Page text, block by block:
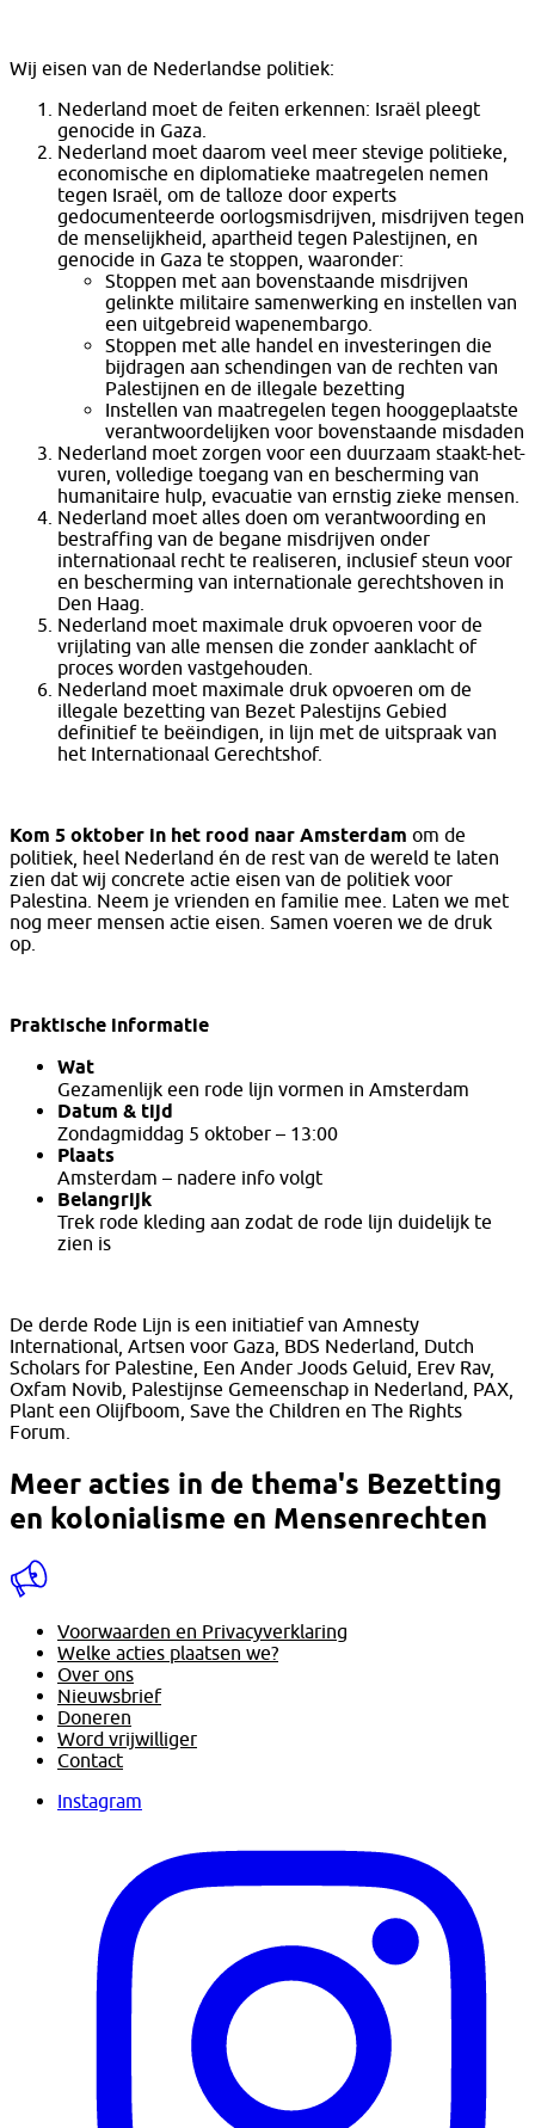
Wij eisen van de Nederlandse politiek:
Nederland moet de feiten erkennen: Israël pleegt
genocide in Gaza.
Nederland moet daarom veel meer stevige politieke,
economische en diplomatieke maatregelen nemen
tegen Israël, om de talloze door experts
gedocumenteerde oorlogsmisdrijven, misdrijven tegen
de menselijkheid, apartheid tegen Palestijnen, en
genocide in Gaza te stoppen, waaronder:
Stoppen met aan bovenstaande misdrijven
gelinkte militaire samenwerking en instellen van
een uitgebreid wapenembargo.
Stoppen met alle handel en investeringen die
bijdragen aan schendingen van de rechten van
Palestijnen en de illegale bezetting
Instellen van maatregelen tegen hooggeplaatste
verantwoordelijken voor bovenstaande misdaden
Nederland moet zorgen voor een duurzaam staakt-het-
vuren, volledige toegang van en bescherming van
humanitaire hulp, evacuatie van ernstig zieke mensen.
Nederland moet alles doen om verantwoording en
bestraffing van de begane misdrijven onder
internationaal recht te realiseren, inclusief steun voor
en bescherming van internationale gerechtshoven in
Den Haag.
Nederland moet maximale druk opvoeren voor de
vrijlating van alle mensen die zonder aanklacht of
proces worden vastgehouden.
Nederland moet maximale druk opvoeren om de
illegale bezetting van Bezet Palestijns Gebied
definitief te beëindigen, in lijn met de uitspraak van
het Internationaal Gerechtshof.
Kom 5 oktober in het rood naar Amsterdam om de
politiek, heel Nederland én de rest van de wereld te laten
zien dat wij concrete actie eisen van de politiek voor
Palestina. Neem je vrienden en familie mee. Laten we met
nog meer mensen actie eisen. Samen voeren we de druk
op.
Praktische informatie
Wat
Gezamenlijk een rode lijn vormen in Amsterdam
Datum & tijd
Zondagmiddag 5 oktober – 13:00
Plaats
Amsterdam – nadere info volgt
Belangrijk
Trek rode kleding aan zodat de rode lijn duidelijk te
zien is
De derde Rode Lijn is een initiatief van Amnesty
International, Artsen voor Gaza, BDS Nederland, Dutch
Scholars for Palestine, Een Ander Joods Geluid, Erev Rav,
Oxfam Novib, Palestijnse Gemeenschap in Nederland, PAX,
Plant een Olijfboom, Save the Children en The Rights
Forum.
Meer acties in de thema's Bezetting
en kolonialisme en Mensenrechten
Voorwaarden en Privacyverklaring
Welke acties plaatsen we?
Over ons
Nieuwsbrief
Doneren
Word vrijwilliger
Contact
Instagram